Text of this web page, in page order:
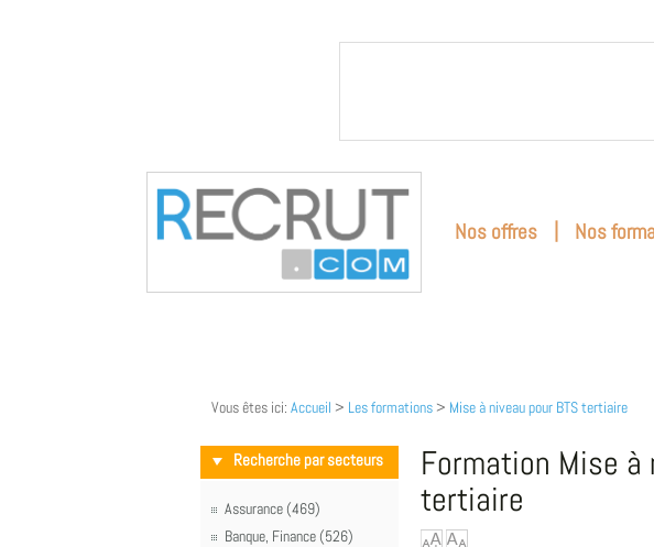
Nos offres | Nos
Vous êtes ici: Accueil > Les formations > Mise à niveau pour BTS tertiaire
Recherche par secteurs
Assurance (469)
Banque, Finance (526)
Formation Mise à
tertiaire